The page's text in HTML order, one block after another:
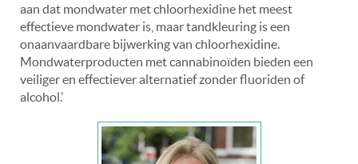
aan dat mondwater met chloorhexidine het meest
effectieve mondwater is, maar tandkleuring is een
onaanvaardbare bijwerking van chloorhexidine.
Mondwaterproducten met cannabinoïden bieden een
veiliger en effectiever alternatief zonder fluoriden of
alcohol.’